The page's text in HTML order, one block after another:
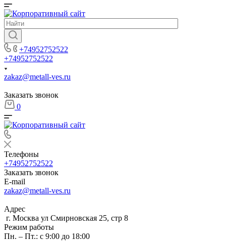
+74952752522
+74952752522
zakaz@metall-ves.ru
Заказать звонок
0
Телефоны
+74952752522
Заказать звонок
E-mail
zakaz@metall-ves.ru
Адрес
г. Москва ул Смирновская 25, стр 8
Режим работы
Пн. – Пт.: с 9:00 до 18:00